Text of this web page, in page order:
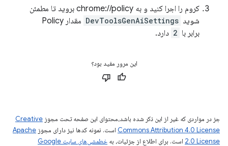
کروم را اجرا کنید و به chrome://policy بروید تا مطمئن
شوید DevToolsGenAiSettings
مقدار Policy
برابر با 2 دارد.
این مرور مفید بود؟
جز در مواردی که غیر از این ذکر شده باشد،‌محتوای این صفحه تحت مجوز Creative
Commons Attribution 4.0 License است. نمونه کدها نیز دارای مجوز Apache
2.0 License است. برای اطلاع از جزئیات، به
خطمشی‌های سایت Google